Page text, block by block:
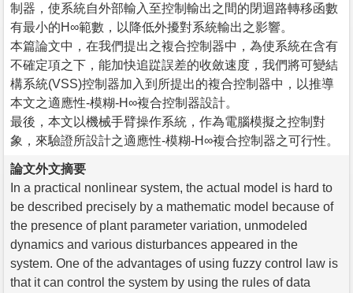
制器，使系統自外部輸入至控制輸出之間的閉迴路轉移函數
有最小的H∞範數，以降低外擾對系統輸出之影響。
本篇論文中，在我們提出之複合控制器中，為使系統在含有
不確定項之下，能加快追踨誤差的收斂速度，我們將可變結
構系統(VSS)控制器加入到所提出的複合控制器中，以推導
本文之適應性-模糊-H∞複合控制器設計。
最後，本文以機械手臂操作系統，作為電腦模擬之控制對
象，來驗證所設計之適應性-模糊-H∞複合控制器之可行性。
論文外文摘要
In a practical nonlinear system, the actual model is hard to
be described precisely by a mathematic model because of
the presence of plant parameter variation, unmodeled
dynamics and various disturbances appeared in the
system. One of the advantages of using fuzzy control law is
that it can control the system by using the rules of data